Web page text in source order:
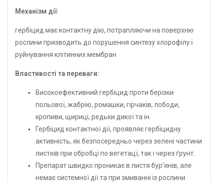
Механізм дії:
гербіцид має контактну дію, потрапляючи на поверхню
рослини призводить до порушення синтезу хлорофілу і
руйнування клітинних мембран
Властивості та переваги:
Високоефективний гербіцид проти берізки
польової, жабрію, ромашки, гірчаків, лободи,
кропиви, щириці, редьки дикої та ін.
Гербіцид контактної дії, проявляє гербіцидну
активність, як безпосередньо через зелені частини
листків при обробці по вегетацї, так і через ґрунт.
Препарат швидко проникає в листя бур’янів, але
немає системної дії та при змиванні із рослини